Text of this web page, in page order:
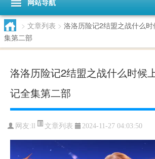
> 文章列表 > 洛洛历险记2结盟之战什么
集第二部
洛洛历险记2结盟之战什么时候
记全集第二部
网友:ll 文章列表 2024-11-27 04:03:50